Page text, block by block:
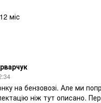
12 міс
на бензовозі. Але ми
ніж тут описано.